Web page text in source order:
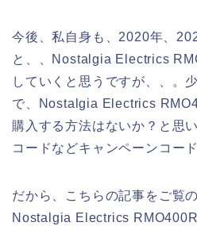
今後、私自身も、2020年、
と、、Nostalgia Electrics
していくと思うですが、、。
で、Nostalgia Electrics
購入する方法はないか？と思
コードなどキャンペーンコー
だから、こちらの記事をご覧
Nostalgia Electrics